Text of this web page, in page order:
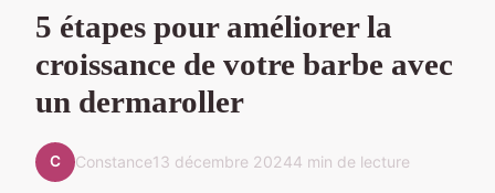
5 étapes pour améliorer la
croissance de votre barbe avec
un dermaroller
C Constance13 décembre 20244 min de lecture